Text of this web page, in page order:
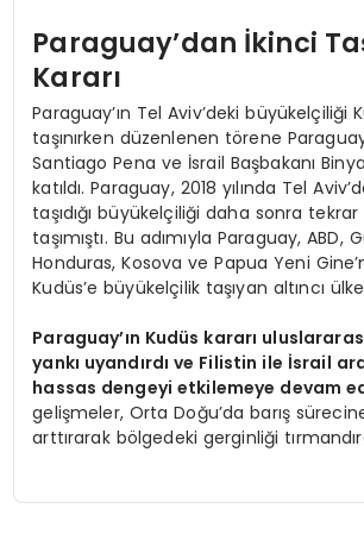
Paraguay’dan İkinci
Kararı
Paraguay’ın Tel Aviv’deki büyükelçiliği
taşınırken düzenlenen törene
Santiago Pena ve İsrail Başbakanı
katıldı. Paraguay, 2018 yılında Tel
taşıdığı büyükelçiliği daha sonra tekrar
taşımıştı. Bu adımıyla Paraguay, ABD,
Honduras, Kosova ve Papua Yeni
Kudüs’e büyükelçilik taşıyan altıncı
Paraguay’ın Kudüs kararı
yankı uyandırdı ve Filistin ile İsrail
hassas dengeyi etkilemeye devam
gelişmeler, Orta Doğu’da barış
arttırarak bölgedeki gerginliği